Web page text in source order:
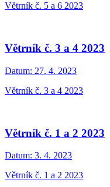
Větrník č. 5 a 6 2023
Větrník č. 3 a 4 2023
Datum: 27. 4. 2023
Větrník č. 3 a 4 2023
Větrník č. 1 a 2 2023
Datum: 3. 4. 2023
Větrník č. 1 a 2 2023